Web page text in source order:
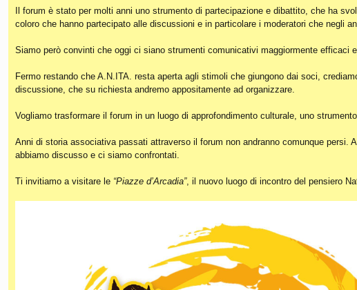
en
ti
Ra
di
Il forum è stato per molti anni uno strumento di partecipazione e dibattito, che ha
coloro che hanno partecipato alle discussioni e in particolare i moderatori che negli
Siamo però convinti che oggi ci siano strumenti comunicativi maggiormente efficaci
Fermo restando che A.N.ITA. resta aperta agli stimoli che giungono dai soci,
discussione, che su richiesta andremo appositamente ad organizzare.
Vogliamo trasformare il forum in un luogo di approfondimento culturale, uno
Anni di storia associativa passati attraverso il forum non andranno comunque persi.
abbiamo discusso e ci siamo confrontati.
Ti invitiamo a visitare le “Piazze d’Arcadia”, il nuovo luogo di incontro del pensiero